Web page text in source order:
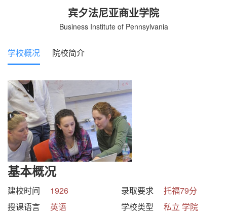
宾夕法尼亚商业学院
Business Institute of Pennsylvania
学校概况 院校简介
基本概况
建校时间 1926 录取要求
托福79分
授课语言
英语 学校类型
私立 学院